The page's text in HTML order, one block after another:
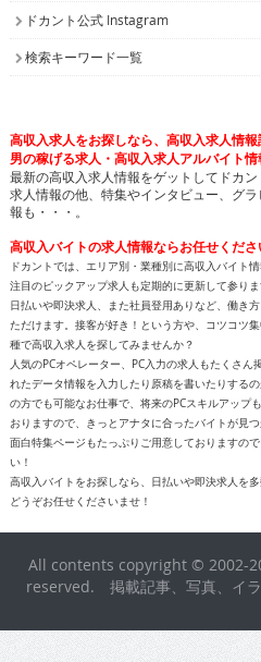
ドカント公式 Instagram
検索キーワード一覧
高収入求人をお探しなら、高収入求人情報
男の稼げる求人・高収入求人アルバイト
最新の高収入求人情報をゲットしてドカン
求人情報の他、特集やインタビュー、グ
報も・・・。
高収入バイトの求人情報ならお任せくださ
ドカントでは、エリア別・業種別に高収入バイト
注目のピックアップ求人も定期的に更新して参り
日払いや即決求人、また社員登用ありなど、働き
ただけます。接客が好き！という方や、コツコツ
種で高収入求人を探してみませんか？
人気のPCオペレーター、PC入力の求人もたくさ
れたデータ情報を入力したり原稿を書いたりする
の方でも可能なお仕事で、将来のPCスキルアップ
おりますので、きっとアナタに合ったバイトが見つ
面白特集ページもたっぷりご用意しておりますの
い！
高収入バイトをお探しなら、日払いや即決求人を
どうぞお任せくださいませ！
All contents copyright © 2002-
reserved. 掲載記事、写真、イラ